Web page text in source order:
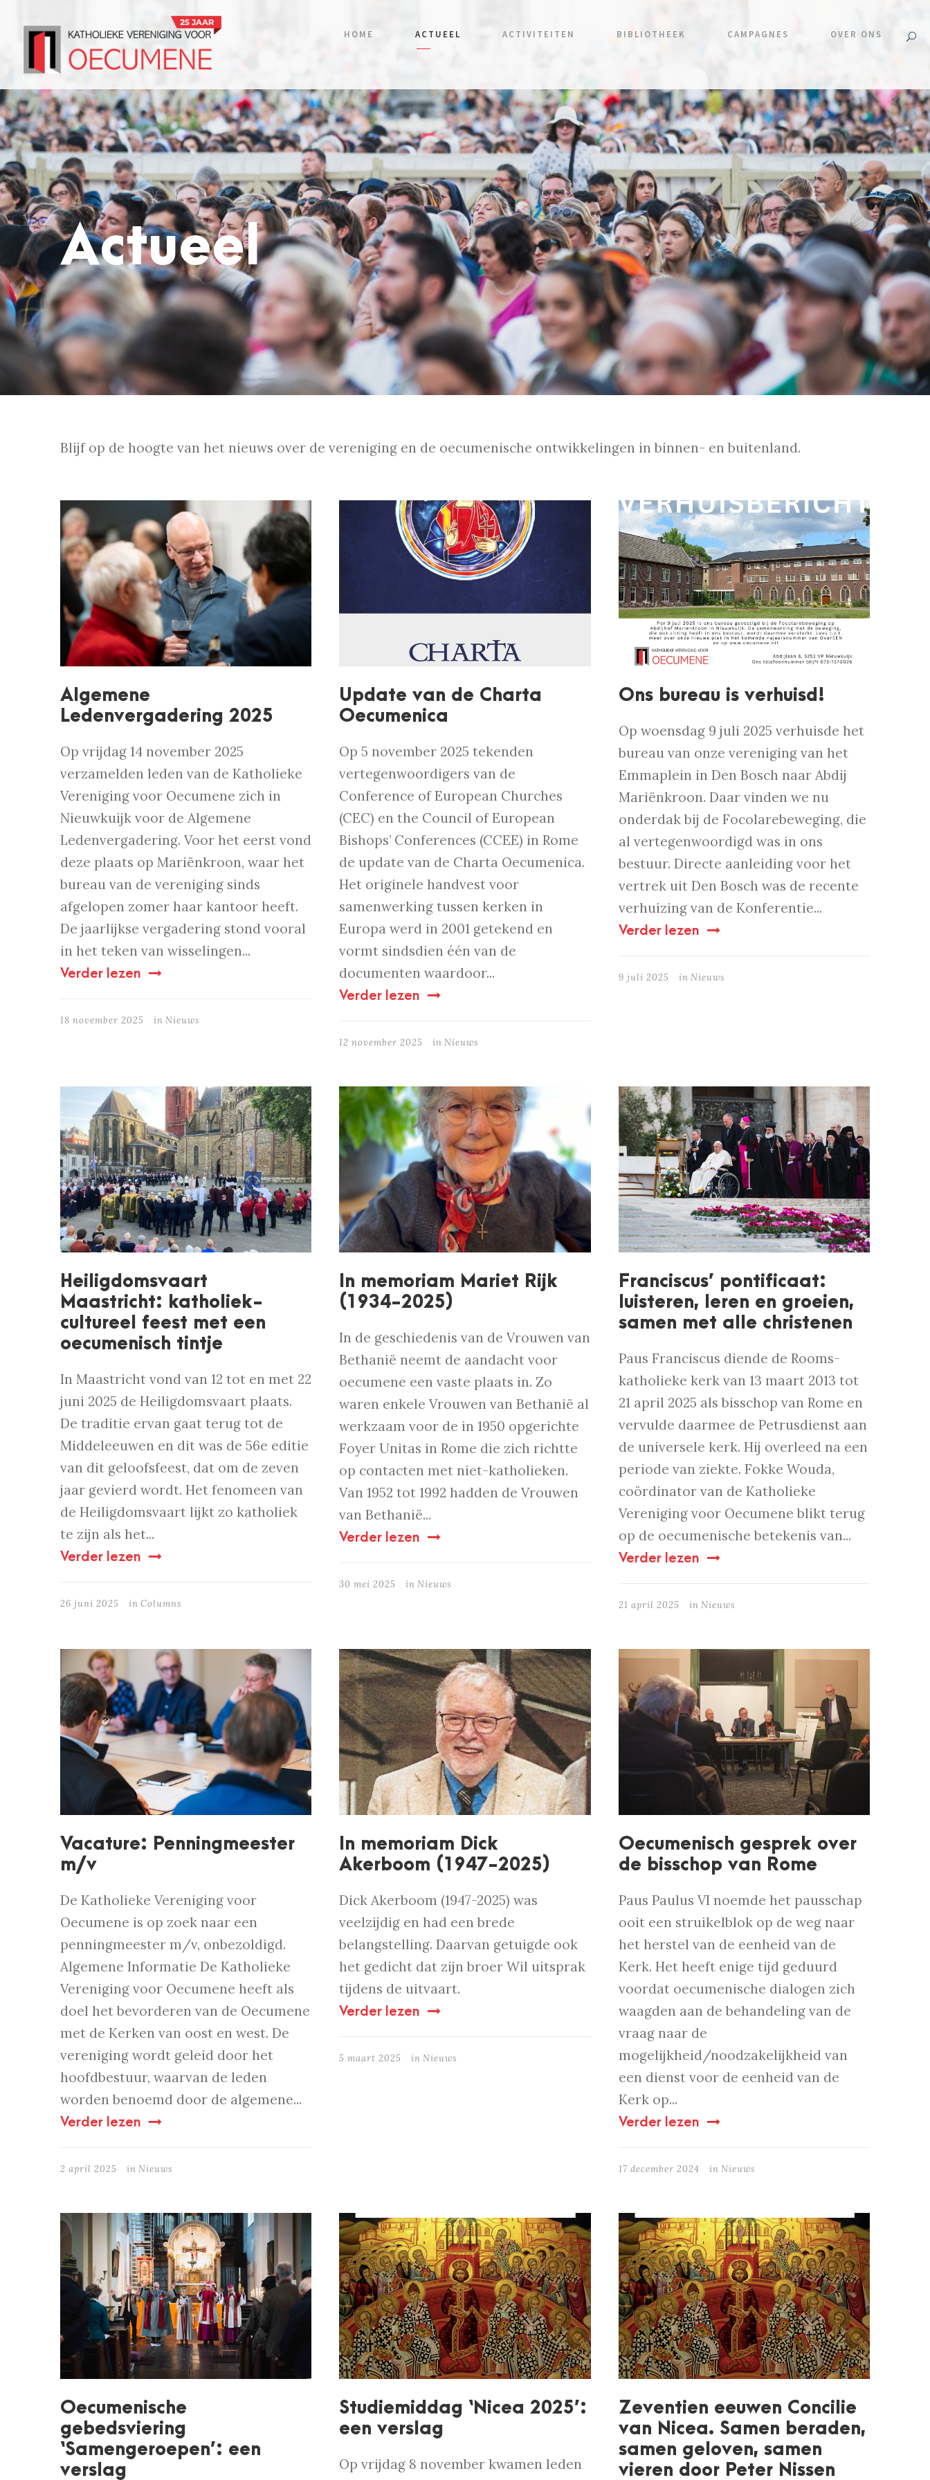
HOME ACTUEEL ACTIVITEITEN BIBLIOTHEEK CAMPAGNES OVER ONS
Actueel
Blijf op de hoogte van het nieuws over de vereniging en de oecumenische ontwikkelingen in binnen- en buitenland.
Algemene
Ledenvergadering 2025
Op vrijdag 14 november 2025
verzamelden leden van de Katholieke
Vereniging voor Oecumene zich in
Nieuwkuijk voor de Algemene
Ledenvergadering. Voor het eerst vond
deze plaats op Mariënkroon, waar het
bureau van de vereniging sinds
afgelopen zomer haar kantoor heeft.
De jaarlijkse vergadering stond vooral
in het teken van wisselingen...
Verder lezen
18 november 2025 in Nieuws
Update van de Charta
Oecumenica
Op 5 november 2025 tekenden
vertegenwoordigers van de
Conference of European Churches
(CEC) en the Council of European
Bishops’ Conferences (CCEE) in Rome
de update van de Charta Oecumenica.
Het originele handvest voor
samenwerking tussen kerken in
Europa werd in 2001 getekend en
vormt sindsdien één van de
documenten waardoor...
Verder lezen
12 november 2025 in Nieuws
Ons bureau is verhuisd!
Op woensdag 9 juli 2025 verhuisde het
bureau van onze vereniging van het
Emmaplein in Den Bosch naar Abdij
Mariënkroon. Daar vinden we nu
onderdak bij de Focolarebeweging, die
al vertegenwoordigd was in ons
bestuur. Directe aanleiding voor het
vertrek uit Den Bosch was de recente
verhuizing van de Konferentie...
Verder lezen
9 juli 2025 in Nieuws
Heiligdomsvaart
Maastricht: katholiek-
cultureel feest met een
oecumenisch tintje
In Maastricht vond van 12 tot en met 22
juni 2025 de Heiligdomsvaart plaats.
De traditie ervan gaat terug tot de
Middeleeuwen en dit was de 56e editie
van dit geloofsfeest, dat om de zeven
jaar gevierd wordt. Het fenomeen van
de Heiligdomsvaart lijkt zo katholiek
te zijn als het...
Verder lezen
26 juni 2025 in Columns
In memoriam Mariet Rijk
(1934-2025)
In de geschiedenis van de Vrouwen van
Bethanië neemt de aandacht voor
oecumene een vaste plaats in. Zo
waren enkele Vrouwen van Bethanië al
werkzaam voor de in 1950 opgerichte
Foyer Unitas in Rome die zich richtte
op contacten met niet-katholieken.
Van 1952 tot 1992 hadden de Vrouwen
van Bethanië...
Verder lezen
30 mei 2025 in Nieuws
Franciscus’ pontificaat:
luisteren, leren en groeien,
samen met alle christenen
Paus Franciscus diende de Rooms-
katholieke kerk van 13 maart 2013 tot
21 april 2025 als bisschop van Rome en
vervulde daarmee de Petrusdienst aan
de universele kerk. Hij overleed na een
periode van ziekte. Fokke Wouda,
coördinator van de Katholieke
Vereniging voor Oecumene blikt terug
op de oecumenische betekenis van...
Verder lezen
21 april 2025 in Nieuws
Vacature: Penningmeester
m/v
De Katholieke Vereniging voor
Oecumene is op zoek naar een
penningmeester m/v, onbezoldigd.
Algemene Informatie De Katholieke
Vereniging voor Oecumene heeft als
doel het bevorderen van de Oecumene
met de Kerken van oost en west. De
vereniging wordt geleid door het
hoofdbestuur, waarvan de leden
worden benoemd door de algemene...
Verder lezen
2 april 2025 in Nieuws
In memoriam Dick
Akerboom (1947-2025)
Dick Akerboom (1947-2025) was
veelzijdig en had een brede
belangstelling. Daarvan getuigde ook
het gedicht dat zijn broer Wil uitsprak
tijdens de uitvaart.
Verder lezen
5 maart 2025 in Nieuws
Oecumenisch gesprek over
de bisschop van Rome
Paus Paulus VI noemde het pausschap
ooit een struikelblok op de weg naar
het herstel van de eenheid van de
Kerk. Het heeft enige tijd geduurd
voordat oecumenische dialogen zich
waagden aan de behandeling van de
vraag naar de
mogelijkheid/noodzakelijkheid van
een dienst voor de eenheid van de
Kerk op...
Verder lezen
17 december 2024 in Nieuws
Oecumenische
gebedsviering
‘Samengeroepen’: een
verslag
Studiemiddag ‘Nicea 2025’:
een verslag
Op vrijdag 8 november kwamen leden
Zeventien eeuwen Concilie
van Nicea. Samen beraden,
samen geloven, samen
vieren door Peter Nissen